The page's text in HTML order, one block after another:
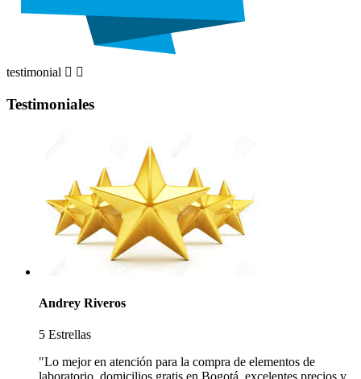
testimonial  
Testimoniales
Andrey Riveros
5 Estrellas
"Lo mejor en atención para la compra de elementos de